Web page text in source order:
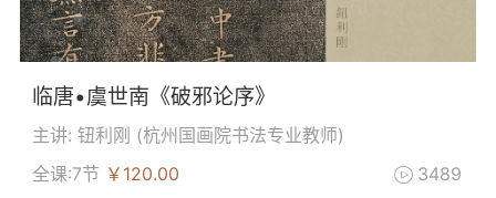
临唐•虞世南《破邪论序》
主讲: 钮利刚 (杭州国画院书法专业教师)
全课:7节 ￥120.00  3489